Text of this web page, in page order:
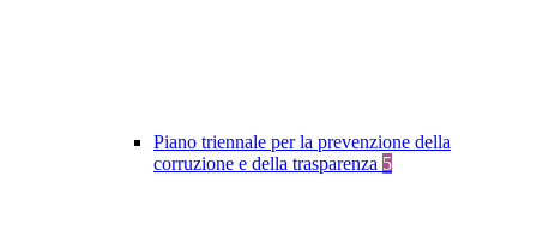
Piano triennale per la prevenzione della
corruzione e della trasparenza 5